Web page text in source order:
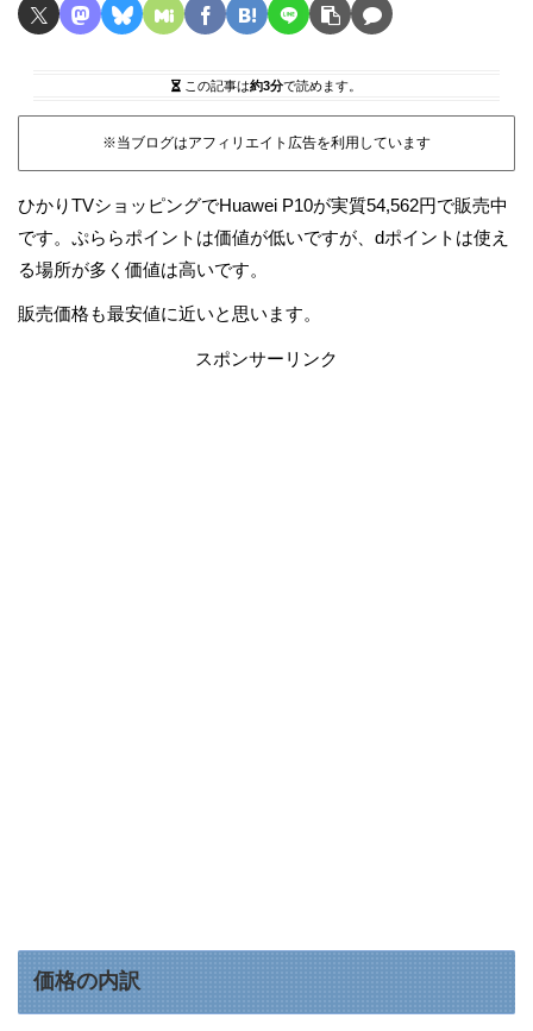
この記事は約3分で読めます。
※当ブログはアフィリエイト広告を利用しています
ひかりTVショッピングでHuawei P10が実質54,562円で販売中
です。ぷららポイントは価値が低いですが、dポイントは使え
る場所が多く価値は高いです。
販売価格も最安値に近いと思います。
スポンサーリンク
価格の内訳